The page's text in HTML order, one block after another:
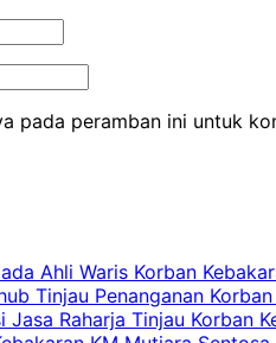
pada peramban ini untuk
Ahli Waris Korban
Tinjau Penanganan
Raharja Tinjau Korban